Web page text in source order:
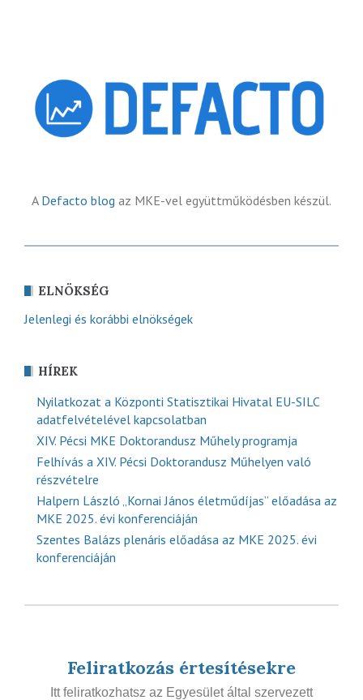
A Defacto blog az MKE-vel együttműködésben készül.
ELNÖKSÉG
Jelenlegi és korábbi elnökségek
HÍREK
Nyilatkozat a Központi Statisztikai Hivatal EU-SILC
adatfelvételével kapcsolatban
XIV. Pécsi MKE Doktorandusz Műhely programja
Felhívás a XIV. Pécsi Doktorandusz Műhelyen való
részvételre
Halpern László „Kornai János életműdíjas” előadása az
MKE 2025. évi konferenciáján
Szentes Balázs plenáris előadása az MKE 2025. évi
konferenciáján
Feliratkozás értesítésekre
Itt feliratkozhatsz az Egyesület által szervezett